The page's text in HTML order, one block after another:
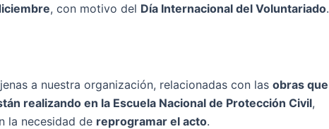
, con motivo del Día Internacional del Voluntariado.
a nuestra organización, relacionadas con las obras que
realizando en la Escuela Nacional de Protección Civil,
la necesidad de reprogramar el acto.